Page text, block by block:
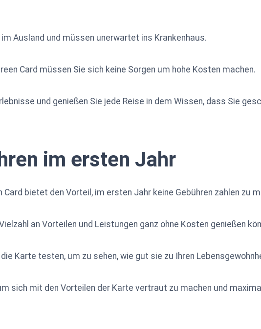
Ausland und müssen unerwartet ins Krankenhaus.
Card müssen Sie sich keine Sorgen um hohe Kosten machen.
und genießen Sie jede Reise in dem Wissen, dass Sie
im ersten Jahr
Card bietet den Vorteil, im ersten Jahr keine Gebühren zahlen zu
an Vorteilen und Leistungen ganz ohne Kosten genießen
Karte testen, um zu sehen, wie gut sie zu Ihren
sich mit den Vorteilen der Karte vertraut zu machen und